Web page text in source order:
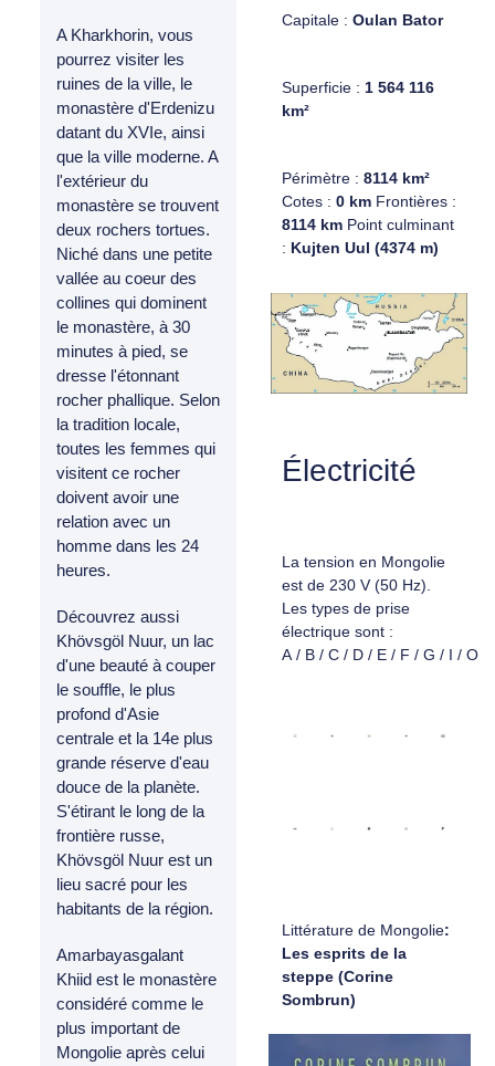
A Kharkhorin, vous
pourrez visiter les
ruines de la ville, le
monastère d'Erdenizu
datant du XVIe, ainsi
que la ville moderne. A
l'extérieur du
monastère se trouvent
deux rochers tortues.
Niché dans une petite
vallée au coeur des
collines qui dominent
le monastère, à 30
minutes à pied, se
dresse l'étonnant
rocher phallique. Selon
la tradition locale,
toutes les femmes qui
visitent ce rocher
doivent avoir une
relation avec un
homme dans les 24
heures.
Découvrez aussi
Khövsgöl Nuur, un lac
d'une beauté à couper
le souffle, le plus
profond d'Asie
centrale et la 14e plus
grande réserve d'eau
douce de la planète.
S'étirant le long de la
frontière russe,
Khövsgöl Nuur est un
lieu sacré pour les
habitants de la région.
Amarbayasgalant
Khiid est le monastère
considéré comme le
plus important de
Mongolie après celui
Capitale : Oulan Bator
Superficie : 1 564 116
km²
Périmètre : 8114 km²
Cotes : 0 km Frontières :
8114 km Point culminant
: Kujten Uul (4374 m)
Électricité
La tension en Mongolie
est de 230 V (50 Hz).
Les types de prise
électrique sont :
A / B / C / D / E / F / G / I / O
Littérature de Mongolie:
Les esprits de la
steppe (Corine
Sombrun)